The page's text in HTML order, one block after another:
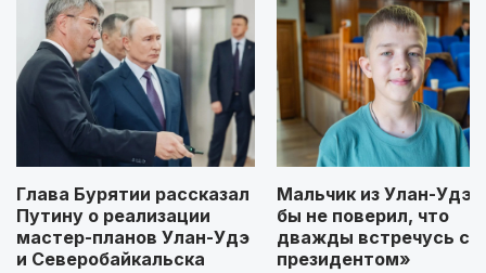
Глава Бурятии рассказал
Путину о реализации
мастер-планов Улан-Удэ
и Северобайкальска
Мальчик из Улан-Удэ:
бы не поверил, что
дважды встречусь с
президентом»